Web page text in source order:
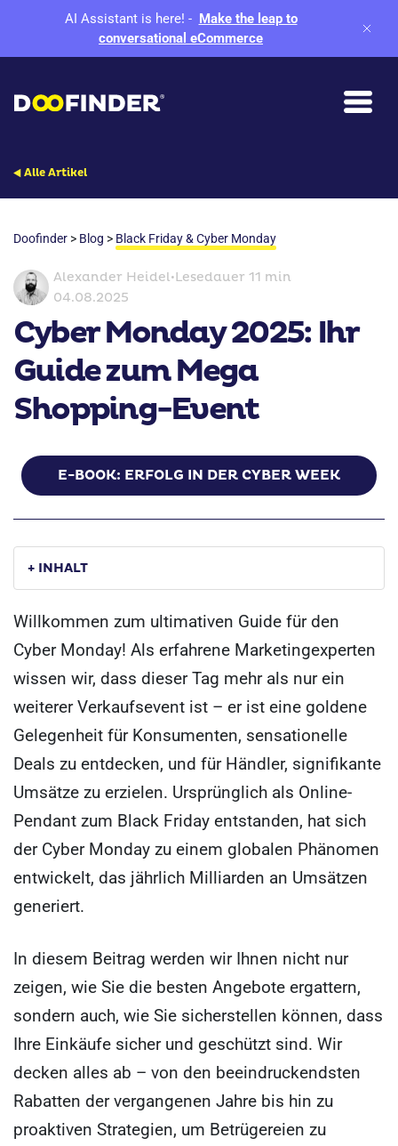
AI Assistant is here! - Make the leap to
conversational eCommerce
Alle Artikel
Doofinder > Blog > Black Friday & Cyber Monday
Alexander Heidel•Lesedauer 11 min
04.08.2025
Cyber Monday 2025: Ihr
Guide zum Mega
Shopping-Event
E-BOOK: ERFOLG IN DER CYBER WEEK
+ INHALT
Willkommen zum ultimativen Guide für den
Cyber Monday! Als erfahrene Marketingexperten
wissen wir, dass dieser Tag mehr als nur ein
weiterer Verkaufsevent ist – er ist eine goldene
Gelegenheit für Konsumenten, sensationelle
Deals zu entdecken, und für Händler, signifikante
Umsätze zu erzielen. Ursprünglich als Online-
Pendant zum Black Friday entstanden, hat sich
der Cyber Monday zu einem globalen Phänomen
entwickelt, das jährlich Milliarden an Umsätzen
generiert.
In diesem Beitrag werden wir Ihnen nicht nur
zeigen, wie Sie die besten Angebote ergattern,
sondern auch, wie Sie sicherstellen können, dass
Ihre Einkäufe sicher und geschützt sind. Wir
decken alles ab – von den beeindruckendsten
Rabatten der vergangenen Jahre bis hin zu
proaktiven Strategien, um Betrügereien zu